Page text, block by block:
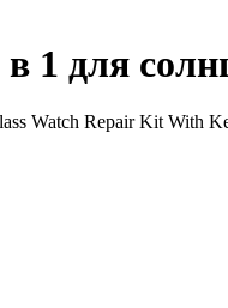
1 для
Watch Repair Kit With